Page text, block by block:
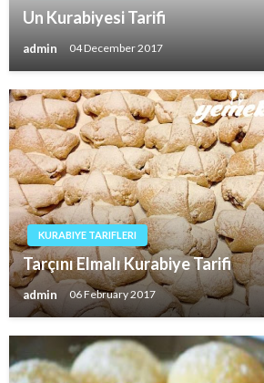
Un Kurabiyesi Tarifi
admin 04 December 2017
KURABIYE TARIFLERI
Tarçını Elmalı Kurabiye Tarifi
admin 06 February 2017